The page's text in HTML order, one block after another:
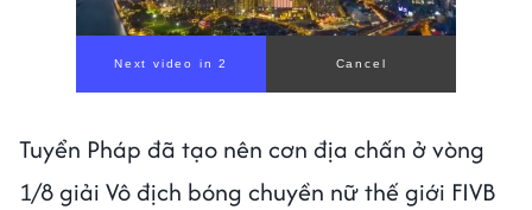
00:00/ 01:05
Tuyển Pháp đã tạo nên cơn địa chấn ở vòng
1/8 giải Vô địch bóng chuyền nữ thế giới FIVB